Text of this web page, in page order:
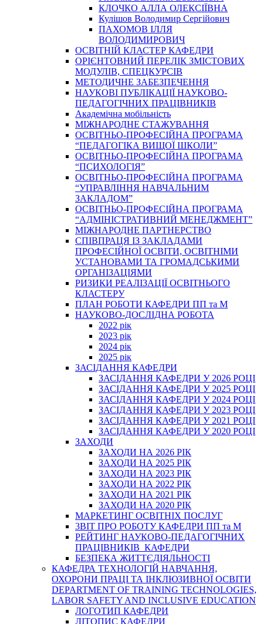
КЛОЧКО АЛЛА ОЛЕКСІЇВНА
Кулішов Володимир Сергійович
ПАХОМОВ ІЛЛЯ
ВОЛОДИМИРОВИЧ
ОСВІТНІЙ КЛАСТЕР КАФЕДРИ
ОРІЄНТОВНИЙ ПЕРЕЛІК ЗМІСТОВИХ
МОДУЛІВ, СПЕЦКУРСІВ
МЕТОДИЧНЕ ЗАБЕЗПЕЧЕННЯ
НАУКОВІ ПУБЛІКАЦІЇ НАУКОВО-
ПЕДАГОГІЧНИХ ПРАЦІВНИКІВ
Академічна мобільність
МІЖНАРОДНЕ СТАЖУВАННЯ
ОСВІТНЬО-ПРОФЕСІЙНА ПРОГРАМА
“ПЕДАГОГІКА ВИЩОЇ ШКОЛИ”
ОСВІТНЬО-ПРОФЕСІЙНА ПРОГРАМА
“ПСИХОЛОГІЯ”
ОСВІТНЬО-ПРОФЕСІЙНА ПРОГРАМА
“УПРАВЛІННЯ НАВЧАЛЬНИМ
ЗАКЛАДОМ”
ОСВІТНЬО-ПРОФЕСІЙНА ПРОГРАМА
“АДМІНІСТРАТИВНИЙ МЕНЕДЖМЕНТ”
МІЖНАРОДНЕ ПАРТНЕРСТВО
СПІВПРАЦЯ ІЗ ЗАКЛАДАМИ
ПРОФЕСІЙНОЇ ОСВІТИ, ОСВІТНІМИ
УСТАНОВАМИ ТА ГРОМАДСЬКИМИ
ОРГАНІЗАЦІЯМИ
РИЗИКИ РЕАЛІЗАЦІЇ ОСВІТНЬОГО
КЛАСТЕРУ
ПЛАН РОБОТИ КАФЕДРИ ПП та М
НАУКОВО-ДОСЛІДНА РОБОТА
2022 рік
2023 рік
2024 рік
2025 рік
ЗАСІДАННЯ КАФЕДРИ
ЗАСІДАННЯ КАФЕДРИ У 2026 РОЦІ
ЗАСІДАННЯ КАФЕДРИ У 2025 РОЦІ
ЗАСІДАННЯ КАФЕДРИ У 2024 РОЦІ
ЗАСІДАННЯ КАФЕДРИ У 2023 РОЦІ
ЗАСІДАННЯ КАФЕДРИ У 2021 РОЦІ
ЗАСІДАННЯ КАФЕДРИ У 2020 РОЦІ
ЗАХОДИ
ЗАХОДИ НА 2026 РІК
ЗАХОДИ НА 2025 РІК
ЗАХОДИ НА 2023 РІК
ЗАХОДИ НА 2022 РІК
ЗАХОДИ НА 2021 РІК
ЗАХОДИ НА 2020 РІК
МАРКЕТИНГ ОСВІТНІХ ПОСЛУГ
3BIT ПРО РОБОТУ КАФЕДРИ ПП та М
РЕЙТИНГ НАУКОВО-ПЕДАГОГІЧНИХ
ПРАЦІВНИКІВ КАФЕДРИ
БЕЗПЕКА ЖИТТЄДІЯЛЬНОСТІ
КАФЕДРА ТЕХНОЛОГІЙ НАВЧАННЯ,
ОХОРОНИ ПРАЦІ ТА ІНКЛЮЗИВНОЇ ОСВІТИ
DEPARTMENT OF TRAINING TECHNOLOGIES,
LABOR SAFETY AND INCLUSIVE EDUCATION
ЛОГОТИП КАФЕДРИ
ЛІТОПИС КАФЕДРИ